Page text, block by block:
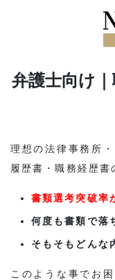
弁護士向け
理想の法律事務所
履歴書・職務経歴書
書類選考突破率
何度も書類で落
そもそもどんな
このような事でお